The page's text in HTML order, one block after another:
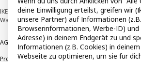
IKEA Deutschland GmbH & Co. KG - Am
Wallau © Inter IKEA Systems B.V. 1999-2026
AGB Barrierefreiheit Cookie-Richtlinie
ProduktrückrufeResponsible Disclosure
deine Einwilligung erteilst, greifen wir
unsere Partner) auf Informationen
Browserinformationen, Werbe-ID) und
Adresse) in deinem Endgerät zu und
Informationen (z.B. Cookies) in
Webseite zu optimieren, um sie für